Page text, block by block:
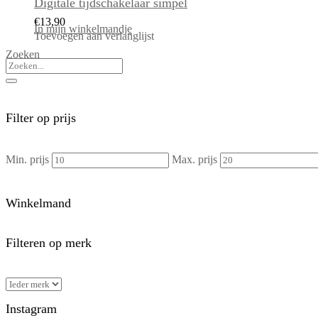
Digitale tijdschakelaar simpel
€13,90
In mijn winkelmandje
Toevoegen aan verlanglijst
Zoeken
Filter op prijs
Min. prijs Max. prijs
Winkelmand
Filteren op merk
Instagram